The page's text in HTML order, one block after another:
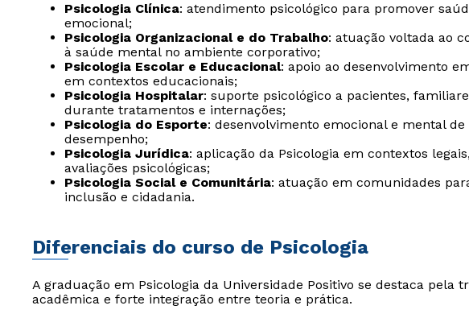
Psicologia Clínica: atendimento psicológico para promover
emocional;
Psicologia Organizacional e do Trabalho: atuação voltada ao
à saúde mental no ambiente corporativo;
Psicologia Escolar e Educacional: apoio ao desenvolvimento
em contextos educacionais;
Psicologia Hospitalar: suporte psicológico a pacientes,
durante tratamentos e internações;
Psicologia do Esporte: desenvolvimento emocional e mental
desempenho;
Psicologia Jurídica: aplicação da Psicologia em contextos
avaliações psicológicas;
Psicologia Social e Comunitária: atuação em comunidades
inclusão e cidadania.
Diferenciais do curso de Psicologia
A graduação em Psicologia da Universidade Positivo se destaca pela
acadêmica e forte integração entre teoria e prática.
autorizo
autorizo